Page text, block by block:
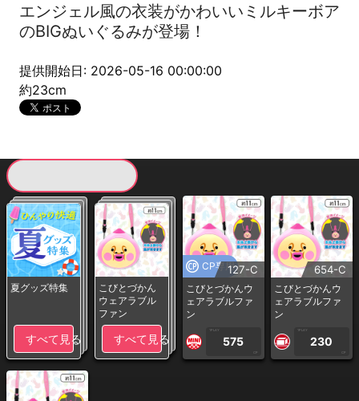
エンジェル風の衣装がかわいいミルキーボア
のBIGぬいぐるみが登場！
提供開始日: 2026-05-16 00:00:00
約23cm
夏グッズ特集
すべて見る
こびとづかん
ウェアラブル
ファン
すべて見る
CP専用127-C
こびとづかんウ
ェアラブルファ
ン
1PLAY
575
CP
654-C
こびとづかんウ
ェアラブルファ
ン
1PLAY
230
CP